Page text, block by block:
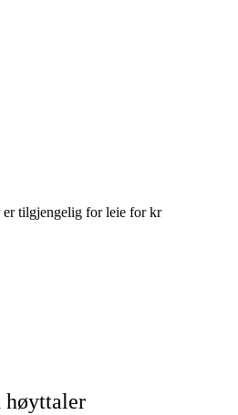
er tilgjengelig for leie for kr